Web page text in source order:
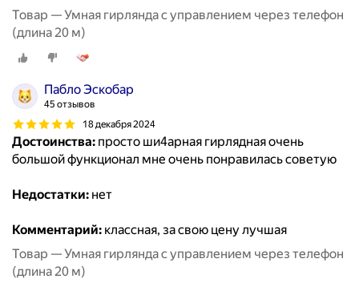
Товар — Умная гирлянда с управлением через телефон
(длина 20 м)
Пабло Эскобар
45 отзывов
18 декабря 2024
Достоинства: просто ши4арная гирлядная очень
большой функционал мне очень понравилась советую
Недостатки: нет
Комментарий: классная, за свою цену лучшая
Товар — Умная гирлянда с управлением через телефон
(длина 20 м)